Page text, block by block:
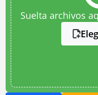
Suelta archivos